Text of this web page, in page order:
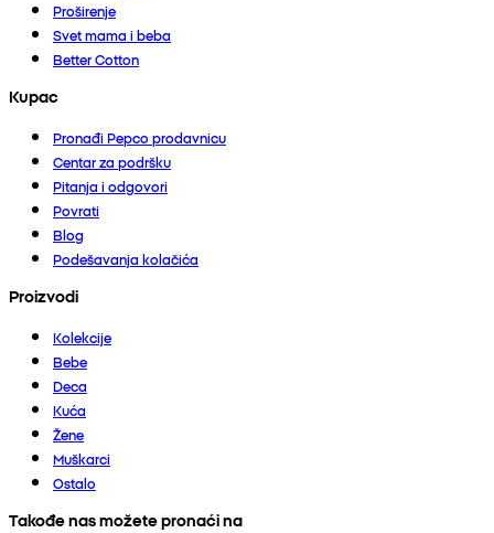
Proširenje
Svet mama i beba
Better Cotton
Kupac
Pronađi Pepco prodavnicu
Centar za podršku
Pitanja i odgovori
Povrati
Blog
Podešavanja kolačića
Proizvodi
Kolekcije
Bebe
Deca
Kuća
Žene
Muškarci
Ostalo
Takođe nas možete pronaći na